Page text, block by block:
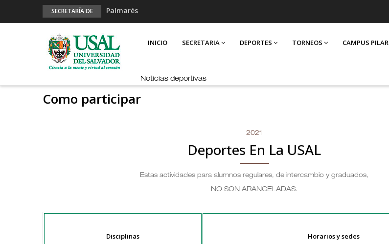
SECRETARÍA DE
Palmarés
Esports en pandemia
USAL en los E-JUAR
JUAR
Fútbol Online
MAIN
INICIO SECRETARIA DEPORTES TORNEOS CAMPUS PILAR
Noticias deportivas
Como participar
2021
Deportes En La USAL
Estas actividades para alumnos regulares, de intercambio y graduados,
NO SON ARANCELADAS.
Disciplinas Horarios y sedes